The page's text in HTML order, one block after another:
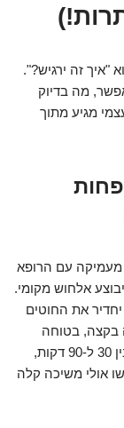
"איך זה ירגיש?".
מה בדיוק
מגיע מתוך
מעמיקה עם הרופא
אלחוש מקומי.
את החוטים
בקצה, בטוחה
יותר) אל מתחת לעור. הפרוצדורה אורכת לרוב בין 30 ל-90 דקות,
אולי משיכה קלה